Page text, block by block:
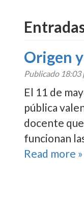
Origen
Publicado 18:03
El 11 de
pública
docente
funcionan
Read more »